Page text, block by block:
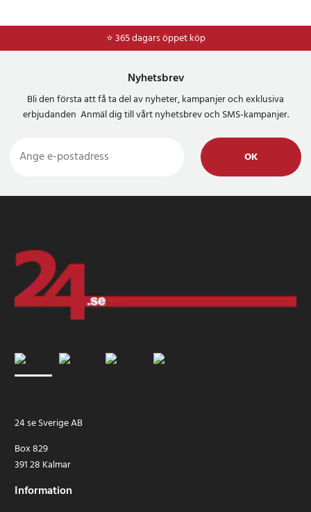
⭐ 365 dagars öppet köp
⭐Frakt 49kr *
Nyhetsbrev
Bli den första att få ta del av nyheter, kampanjer och exklusiva
erbjudanden Anmäl dig till vårt nyhetsbrev och SMS-kampanjer.
OK
24 se Sverige AB
Box 829
391 28 Kalmar
Information